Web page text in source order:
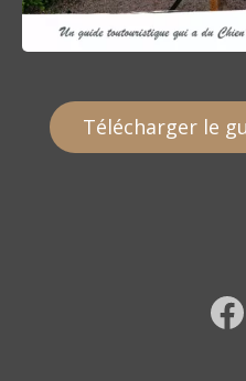
Télécharger le
Facebook